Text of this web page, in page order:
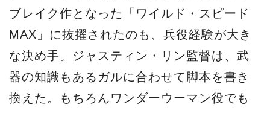
ブレイク作となった「ワイルド・スピード
MAX」に抜擢されたのも、兵役経験が大き
な決め手。ジャスティン・リン監督は、武
器の知識もあるガルに合わせて脚本を書き
換えた。もちろんワンダーウーマン役でも